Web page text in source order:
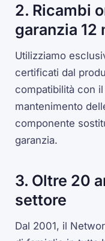
2. Ricambi
garanzia 12
Utilizziamo
certificati dal
compatibilità con
mantenimento
componente
garanzia.
3. Oltre 20
settore
Dal 2001, il